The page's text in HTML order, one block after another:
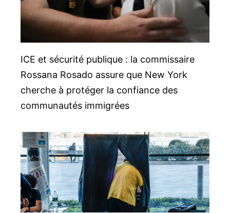
ICE et sécurité publique : la commissaire
Rossana Rosado assure que New York
cherche à protéger la confiance des
communautés immigrées